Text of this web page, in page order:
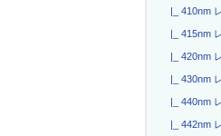
|_ 410nm
|_ 415nm
|_ 420nm
|_ 430nm
|_ 440nm
|_ 442nm